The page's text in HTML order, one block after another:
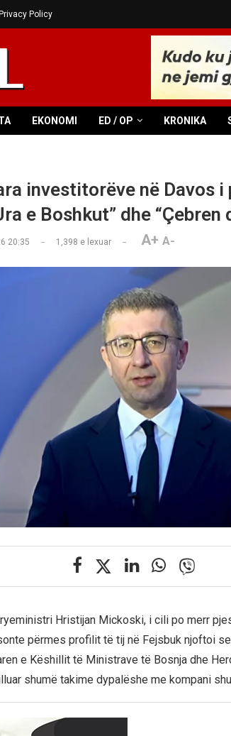
Privacy Policy
EKONOMI ED / OP KRONIKA
investitorëve në Davos i
e Boshkut” dhe “Çebren
20:35 1,398 e lexuar A+ A-
Hristijan Mickoski, i cili po merr
përmes profilit të tij në Fejsbuk njoftoi
e Këshillit të Ministrave të Bosnja dhe
shumë takime dypalëshe me kompani